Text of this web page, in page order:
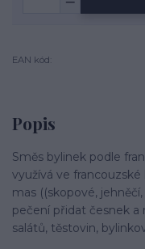
EAN kód:
Popis
Směs bylinek podle
využívá ve
mas ((skopové,
pečení přidat česnek a
salátů, těstovin,